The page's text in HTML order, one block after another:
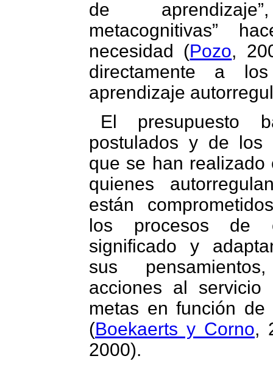
de
metacognitivas”
necesidad (Pozo,
directamente a
aprendizaje
El presupuesto
postulados y de los
que se han realizado
quienes
están
los procesos de
significado y
sus
acciones al
metas en función
(Boekaerts y Corno,
2000).